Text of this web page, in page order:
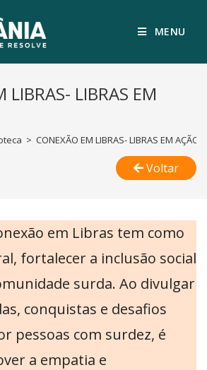
MENU
LIBRAS- LIBRAS EM
> CONEXÃO EM LIBRAS- LIBRAS EM AÇÃO
Voltar
em Libras tem como
fortalecer a inclusão social
surda. Ao divulgar
conquistas e desafios
pessoas com surdez, é
a empatia e